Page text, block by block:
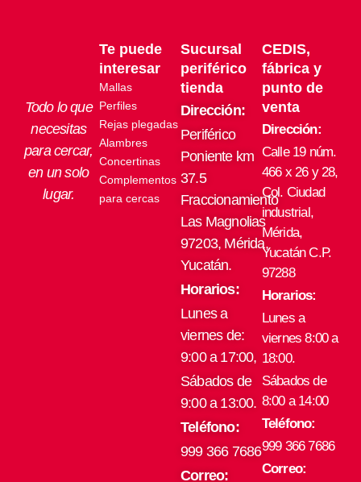
página
de
producto
Todo lo que
necesitas
para cercar,
en un solo
lugar.
Te puede
interesar
Mallas
Perfiles
Rejas plegadas
Alambres
Concertinas
Complementos
para cercas
Sucursal
periférico
tienda
Dirección:
Periférico
Poniente km
37.5
Fraccionamiento
Las Magnolias
97203, Mérida,
Yucatán.
Horarios:
Lunes a
viernes de:
9:00 a 17:00,
Sábados de
9:00 a 13:00.
Teléfono:
999 366 7686
Correo:
CEDIS,
fábrica y
punto de
venta
Dirección:
Calle 19 núm.
466 x 26 y 28,
Col. Ciudad
industrial,
Mérida,
Yucatán C.P.
97288
Horarios:
Lunes a
viernes 8:00 a
18:00.
Sábados de
8:00 a 14:00
Teléfono:
999 366 7686
Correo: